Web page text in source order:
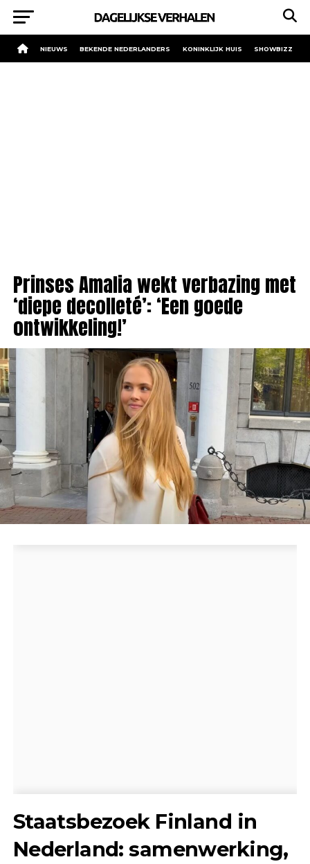
NIEUWS BEKENDE NEDERLANDERS KONINKLIJK HUIS SHOWBIZZ
Prinses Amalia wekt verbazing met
‘diepe decolleté’: ‘Een goede
ontwikkeling!’
Staatsbezoek Finland in
Nederland: samenwerking,